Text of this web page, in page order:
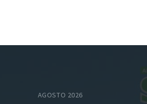
AGOSTO 2026